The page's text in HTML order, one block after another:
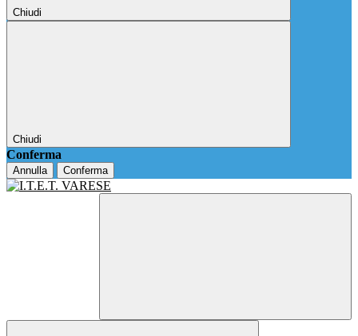
Chiudi
Chiudi
Conferma
Annulla Conferma